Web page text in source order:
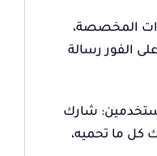
المخصصة،
الفور رسالة
شارك
كل ما تحميه،